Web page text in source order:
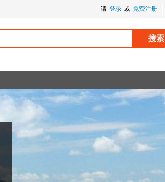
请 登录 或 免费注册
搜索